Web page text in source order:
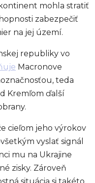
mohla stratiť
zabezpečiť
na jej území.
republiky vo
Macronove
teda
Kremľom ďalší
cieľom jeho výrokov
vyslať signál
mu na Ukrajine
zisky. Zároveň